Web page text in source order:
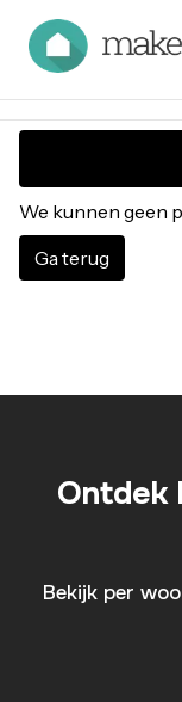
We kunnen geen
Ga terug
Ontdek
Bekijk per